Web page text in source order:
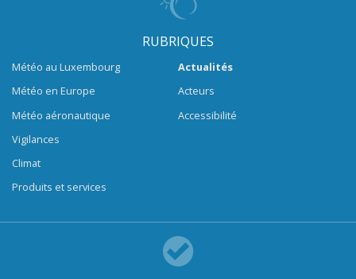
RUBRIQUES
Météo au Luxembourg
Météo en Europe
Météo aéronautique
Vigilances
Climat
Produits et services
Actualités
Acteurs
Accessibilité